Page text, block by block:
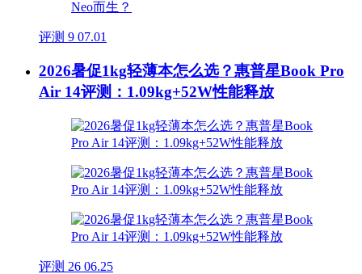
评测 9 07.01
2026暑促1kg轻薄本怎么选？惠普星Book Pro
Air 14评测：1.09kg+52W性能释放
评测 26 06.25